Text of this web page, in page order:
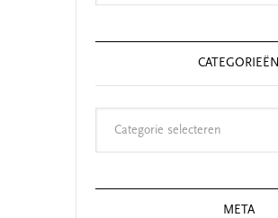
CATEGORIEËN
META